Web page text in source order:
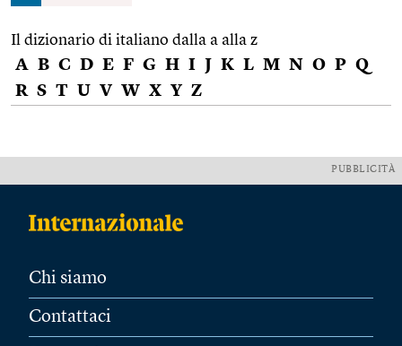
Il dizionario di italiano dalla a alla z
A B C D E F G H I J K L M N O P Q
R S T U V W X Y Z
PUBBLICITÀ
Chi siamo
Contattaci